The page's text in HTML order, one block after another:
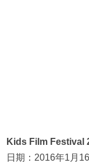
Kids Film Festival
日期：2016年1月